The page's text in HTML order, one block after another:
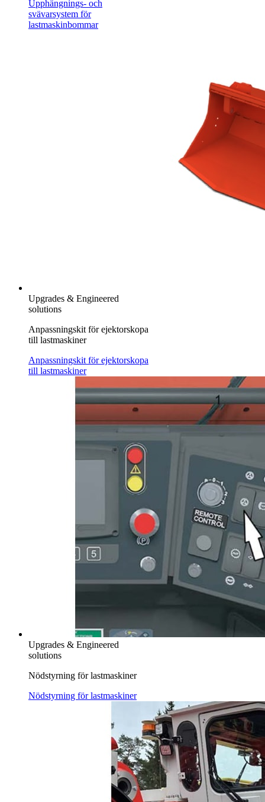
Upphängnings- och
svävarsystem för
lastmaskinbommar
Upgrades & Engineered
solutions
Anpassningskit för ejektorskopa
till lastmaskiner
Anpassningskit för ejektorskopa
till lastmaskiner
Upgrades & Engineered
solutions
Nödstyrning för lastmaskiner
Nödstyrning för lastmaskiner